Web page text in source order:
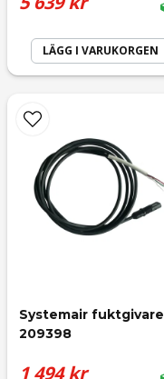
LÄGG I VARUKORGEN
Systemair fuktgivare
209398
1 494 kr